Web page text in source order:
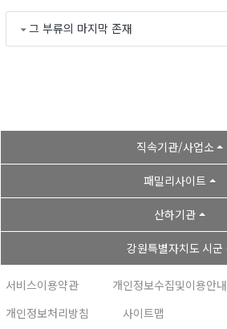
그 부류의 마지막 존재
직속기관/사업소
패밀리사이트
산하기관
강원특별자치도 시군
서비스이용약관
개인정보수집및이용안내
개인정보처리방침
사이트맵